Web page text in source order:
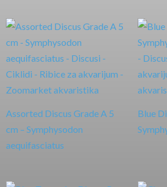
Assorted Discus Grade A 5
cm – Symphysodon
aequifasciatus
Blue